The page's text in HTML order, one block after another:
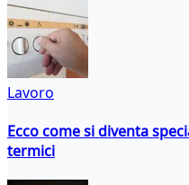
Lavoro
Ecco come si diventa
termici